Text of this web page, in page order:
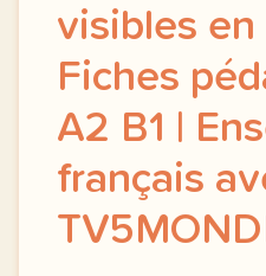
visibles en
Fiches
A2 B1 |
français